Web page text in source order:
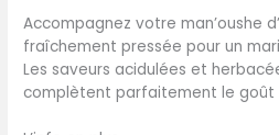
Accompagnez votre man’oushe
fraîchement pressée pour un
Les saveurs acidulées et
complètent parfaitement le goût